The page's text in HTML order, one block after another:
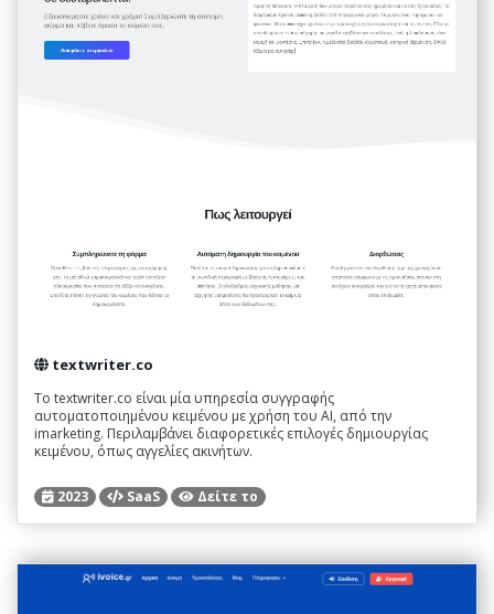
textwriter.co
Το textwriter.co είναι μία υπηρεσία συγγραφής
αυτοματοποιημένου κειμένου με χρήση του AI, από την
imarketing. Περιλαμβάνει διαφορετικές επιλογές δημιουργίας
κειμένου, όπως αγγελίες ακινήτων.
2023 SaaS Δείτε το